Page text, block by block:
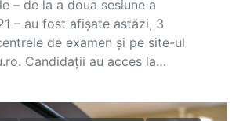
– de la a doua sesiune a
– au fost afișate astăzi, 3
de examen și pe site-ul
Candidații au acces la…